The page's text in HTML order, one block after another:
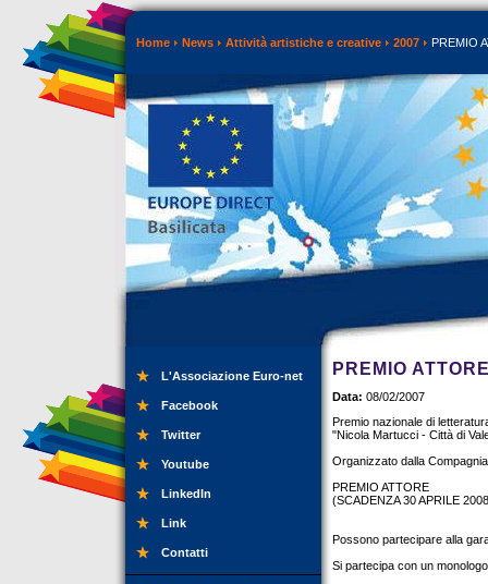
Home News Attività artistiche e creative 2007 PREMIO
L'Associazione Euro-net
Facebook
Twitter
Youtube
LinkedIn
Link
Contatti
PREMIO
Data: 08/02/2007
Premio nazionale di
"Nicola Martucci - Città di
Organizzato dalla
PREMIO ATTORE
(SCADENZA 30 APRILE
Possono partecipare alla
Si partecipa con un